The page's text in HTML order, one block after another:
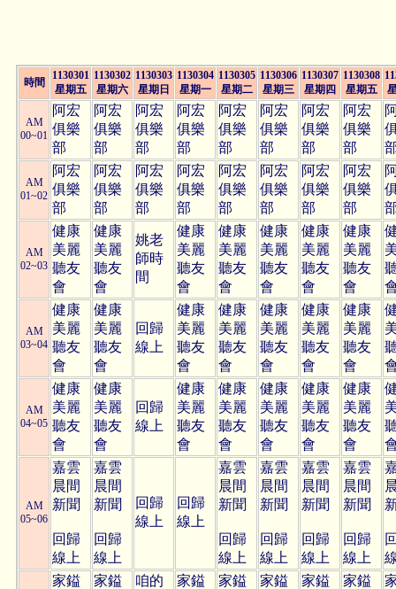
時間
1130301
星期五
1130302
星期六
1130303
星期日
1130304
星期一
1130305
星期二
1130306
星期三
1130307
星期四
1130308
星期五
AM
00~01
阿宏
俱樂
部
阿宏
俱樂
部
阿宏
俱樂
部
阿宏
俱樂
部
阿宏
俱樂
部
阿宏
俱樂
部
阿宏
俱樂
部
阿宏
俱樂
部
AM
01~02
阿宏
俱樂
部
阿宏
俱樂
部
阿宏
俱樂
部
阿宏
俱樂
部
阿宏
俱樂
部
阿宏
俱樂
部
阿宏
俱樂
部
阿宏
俱樂
部
AM
02~03
健康
美麗
聽友
會
健康
美麗
聽友
會
姚老
師時
間
健康
美麗
聽友
會
健康
美麗
聽友
會
健康
美麗
聽友
會
健康
美麗
聽友
會
健康
美麗
聽友
會
AM
03~04
健康
美麗
聽友
會
健康
美麗
聽友
會
回歸
線上
健康
美麗
聽友
會
健康
美麗
聽友
會
健康
美麗
聽友
會
健康
美麗
聽友
會
健康
美麗
聽友
會
AM
04~05
健康
美麗
聽友
會
健康
美麗
聽友
會
回歸
線上
健康
美麗
聽友
會
健康
美麗
聽友
會
健康
美麗
聽友
會
健康
美麗
聽友
會
健康
美麗
聽友
會
AM
05~06
嘉雲
晨間
新聞
回歸
線上
嘉雲
晨間
新聞
回歸
線上
回歸
線上
回歸
線上
嘉雲
晨間
新聞
回歸
線上
嘉雲
晨間
新聞
回歸
線上
嘉雲
晨間
新聞
回歸
線上
嘉雲
晨間
新聞
回歸
線上
家鎰
家鎰
咱的
家鎰
家鎰
家鎰
家鎰
家鎰